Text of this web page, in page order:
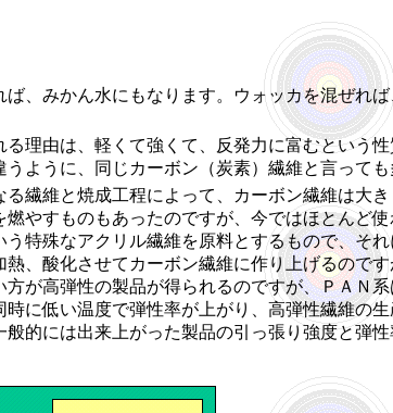
、みかん水にもなります。ウォッカを混ぜれ
理由は、軽くて強くて、反発力に富むという
ように、同じカーボン（炭素）繊維と言っても
繊維と焼成工程によって、カーボン繊維は大
やすものもあったのですが、今ではほとんど
特殊なアクリル繊維を原料とするもので、そ
、酸化させてカーボン繊維に作り上げるので
が高弾性の製品が得られるのですが、ＰＡＮ
に低い温度で弾性率が上がり、高弾性繊維の
的には出来上がった製品の引っ張り強度と弾